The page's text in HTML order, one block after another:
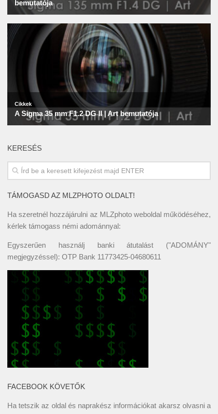
KERESÉS
TÁMOGASD AZ MLZPHOTO OLDALT!
Ha szeretnél hozzájárulni az MLZphoto weboldal működéséhez,
kérlek támogass némi adománnyal:
Egyszerűen használj banki átutalást ("ADOMÁNY"
megjegyzéssel): OTP Bank 11773425-04680611
FACEBOOK KÖVETŐK
Ha tetszik az oldal és naprakész információkat akarsz olvasni a